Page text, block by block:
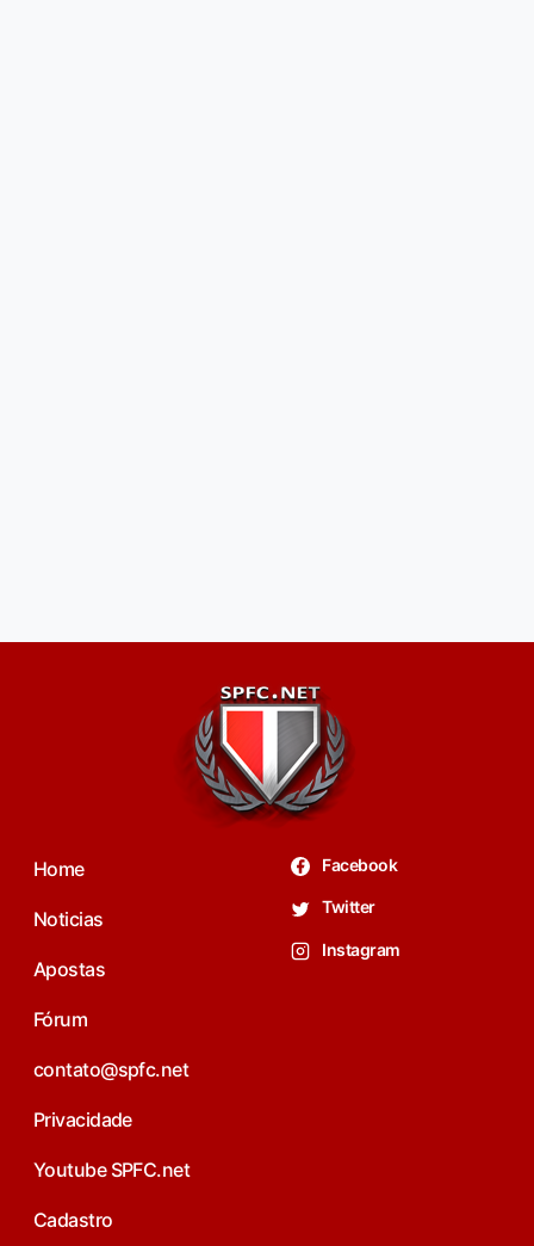
Home
Noticias
Apostas
Fórum
contato@spfc.net
Privacidade
Youtube SPFC.net
Cadastro
Facebook
Twitter
Instagram